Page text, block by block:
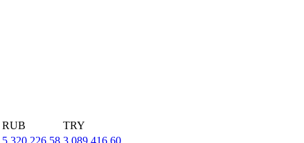
RUB
TRY
5,320,226.58 3,089,416.60